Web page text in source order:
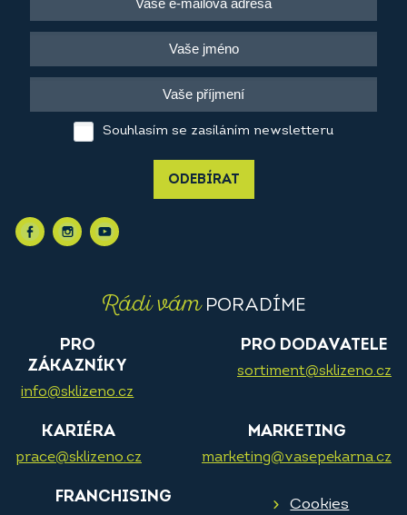
Souhlasím se zasíláním newsletteru
ODEBÍRAT
Rádi vámPORADÍME
PRO
ZÁKAZNÍKY
info@sklizeno.cz
PRO DODAVATELE
sortiment@sklizeno.cz
KARIÉRA
prace@sklizeno.cz
MARKETING
marketing@vasepekarna.cz
FRANCHISING Cookies